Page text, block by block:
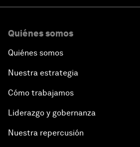
Quiénes somos
Quiénes somos
Nuestra estrategia
Cómo trabajamos
Liderazgo y gobernanza
Nuestra repercusión